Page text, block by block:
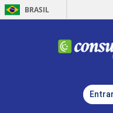
BRASIL